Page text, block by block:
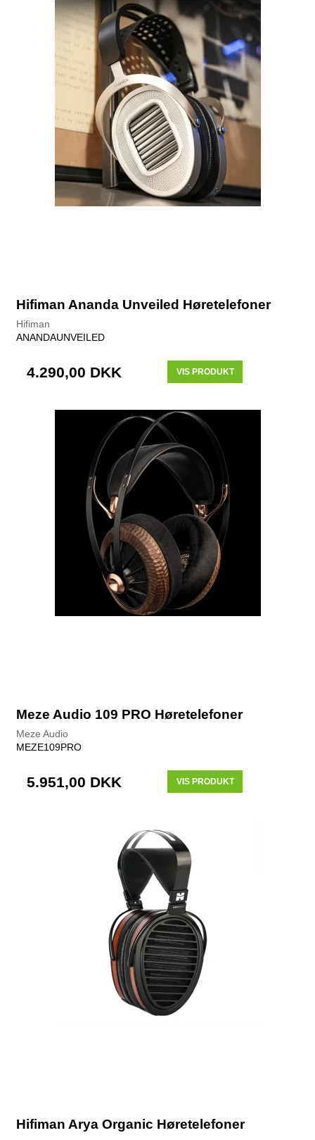
Hifiman Ananda Unveiled Høretelefoner
Hifiman
ANANDAUNVEILED
4.290,00 DKK VIS PRODUKT
Meze Audio 109 PRO Høretelefoner
Meze Audio
MEZE109PRO
5.951,00 DKK VIS PRODUKT
Hifiman Arya Organic Høretelefoner